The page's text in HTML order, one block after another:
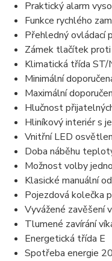
Praktický alarm
Funkce rychlého
Přehledný ovládací
Zámek tlačítek proti
Klimatická třída
Minimální
Maximální
Hlučnost
Hliníkový interiér s
Vnitřní LED
Doba náběhu
Možnost volby
Klasické manuální
Pojezdová kolečka
Vyvážené zavěšení
Tlumené zavírání
Energetická třída E
Spotřeba energie